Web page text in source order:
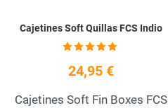
Cajetines Soft Quillas FCS Indio
24,95 €
Cajetines Soft Fin Boxes FCS